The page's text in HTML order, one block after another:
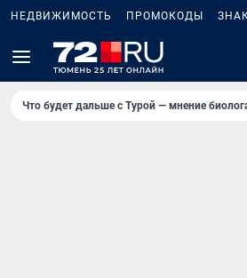
НЕДВИЖИМОСТЬ ПРОМОКОДЫ
Что будет дальше с Турой — мнение